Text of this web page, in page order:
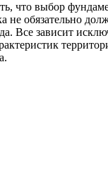
что выбор
не обязательно
Все зависит